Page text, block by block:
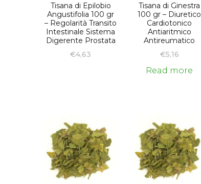
Tisana di Epilobio
Angustifolia 100 gr
– Regolarità Transito
Intestinale Sistema
Digerente Prostata
€4,63
Tisana di Ginestra
100 gr – Diuretico
Cardiotonico
Antiaritmico
Antireumatico
€5,16
Read more